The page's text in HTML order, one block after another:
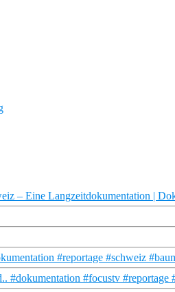
– Eine Langzeitdokumentation |
#reportage #schweiz
#dokumentation #focustv #reportage